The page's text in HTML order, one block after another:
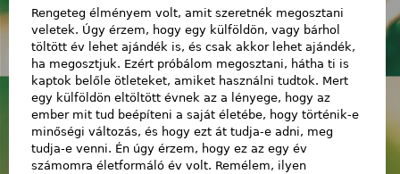
Rengeteg élményem volt, amit szeretnék megosztani
veletek. Úgy érzem, hogy egy külföldön, vagy bárhol
töltött év lehet ajándék is, és csak akkor lehet ajándék,
ha megosztjuk. Ezért próbálom megosztani, hátha ti is
kaptok belőle ötleteket, amiket használni tudtok. Mert
egy külföldön eltöltött évnek az a lényege, hogy az
ember mit tud beépíteni a saját életébe, hogy történik-e
minőségi változás, és hogy ezt át tudja-e adni, meg
tudja-e venni. Én úgy érzem, hogy ez az egy év
számomra életformáló év volt. Remélem, ilyen